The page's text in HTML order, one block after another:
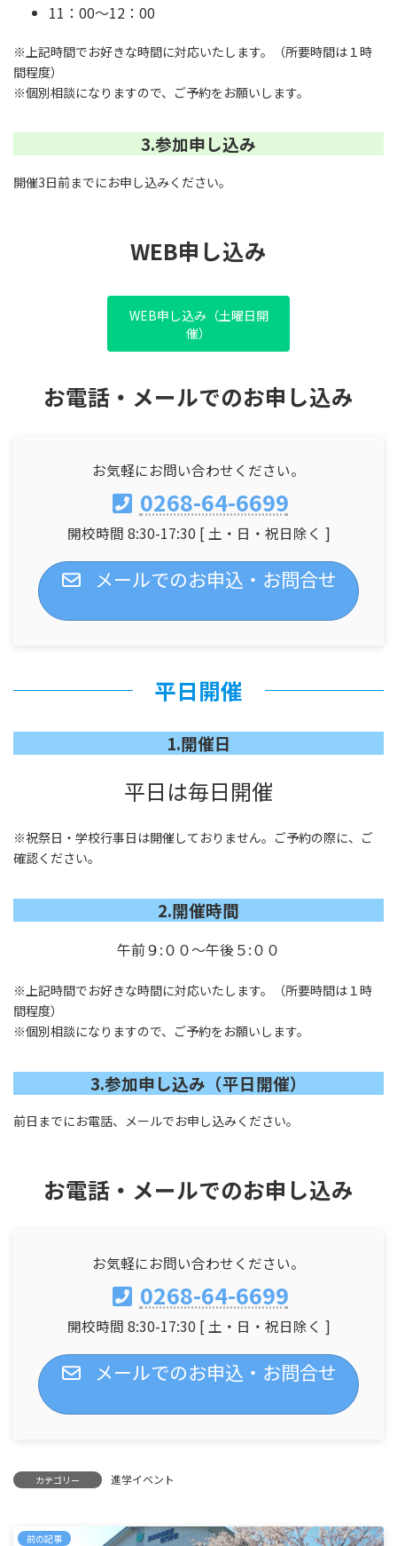
11：00～12：00
※上記時間でお好きな時間に対応いたします。（所要時間は１時
間程度）
※個別相談になりますので、ご予約をお願いします。
3.参加申し込み
開催3日前までにお申し込みください。
WEB申し込み
WEB申し込み（土曜日開
催）
お電話・メールでのお申し込み
お気軽にお問い合わせください。
0268-64-6699
開校時間 8:30-17:30 [ 土・日・祝日除く ]
メールでのお申込・お問合せ
平日開催
1.開催日
平日は毎日開催
※祝祭日・学校行事日は開催しておりません。ご予約の際に、ご
確認ください。
2.開催時間
午前９:００～午後５:００
※上記時間でお好きな時間に対応いたします。（所要時間は１時
間程度）
※個別相談になりますので、ご予約をお願いします。
3.参加申し込み（平日開催）
前日までにお電話、メールでお申し込みください。
お電話・メールでのお申し込み
お気軽にお問い合わせください。
0268-64-6699
開校時間 8:30-17:30 [ 土・日・祝日除く ]
メールでのお申込・お問合せ
カテゴリー 進学イベント
前の記事